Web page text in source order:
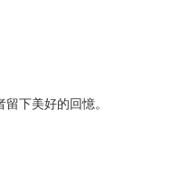
下美好的回憶。